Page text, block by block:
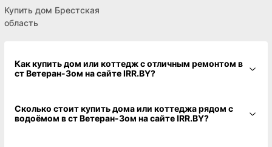
Купить дом Брестская
область
Как купить дом или коттедж с отличным ремонтом в
ст Ветеран-3ом на сайте IRR.BY?
Сколько стоит купить дома или коттеджа рядом с
водоёмом в ст Ветеран-3ом на сайте IRR.BY?